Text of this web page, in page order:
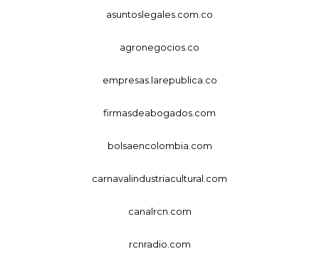
asuntoslegales.com.co
agronegocios.co
empresas.larepublica.co
firmasdeabogados.com
bolsaencolombia.com
carnavalindustriacultural.com
canalrcn.com
rcnradio.com